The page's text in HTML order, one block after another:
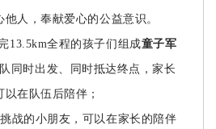
他人，奉献爱心的公益意识。
13.5km全程的孩子们组成童子军
同时出发、同时抵达终点，家长
以在队伍后陪伴；
战的小朋友，可以在家长的陪伴